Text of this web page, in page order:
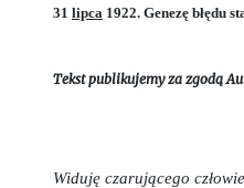
31 lipca 1922. Genezę błędu
Tekst publikujemy za zgodą
Widuję czarującego